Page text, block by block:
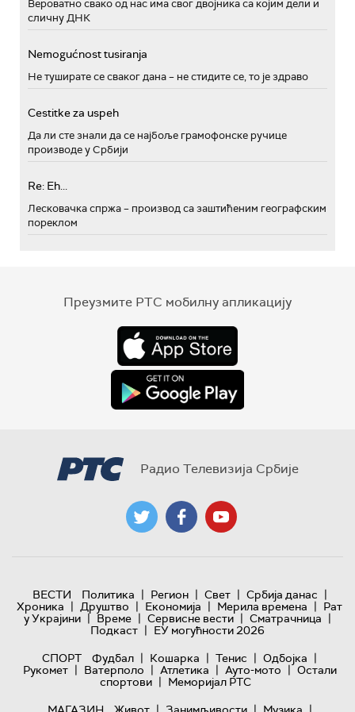
Вероватно свако од нас има свог двојника са којим дели и
сличну ДНК
Nemogućnost tusiranja
Не туширате се сваког дана – не стидите се, то је здраво
Cestitke za uspeh
Да ли сте знали да се најбоље грамофонске ручице
производе у Србији
Re: Eh...
Лесковачка спржа – производ са заштићеним географским
пореклом
Преузмите РТС мобилну апликацију
Радио Телевизија Србије
ВЕСТИ Политика | Регион | Свет | Србија данас |
Хроника | Друштво | Економија | Мерила времена | Рат
у Украјини | Време | Сервисне вести | Сматрачница |
Подкаст | ЕУ могућности 2026
СПОРТ
Фудбал | Кошарка | Тенис | Одбојка |
Рукомет | Ватерполо | Атлетика | Ауто-мото | Остали
спортови | Меморијал РТС